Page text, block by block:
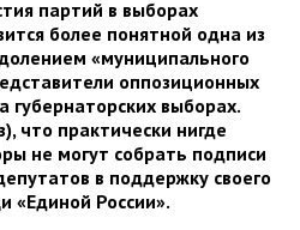
партий в выборах
более понятной одна из
«муниципального
оппозиционных
губернаторских выборах.
что практически нигде
не могут собрать подписи
в поддержку своего
«Единой России».